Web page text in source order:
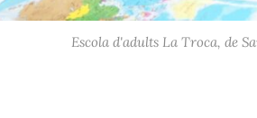
Escola d'adults La Troca, de